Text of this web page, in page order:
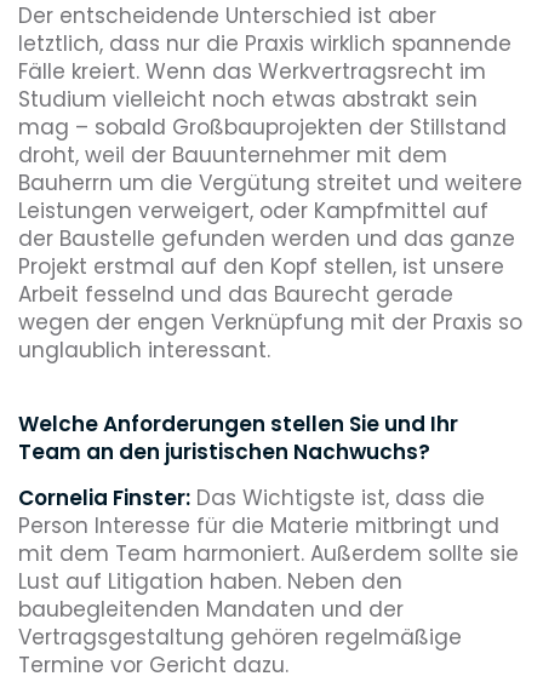
Der entscheidende Unterschied ist aber
letztlich, dass nur die Praxis wirklich spannende
Fälle kreiert. Wenn das Werkvertragsrecht im
Studium vielleicht noch etwas abstrakt sein
mag – sobald Großbauprojekten der Stillstand
droht, weil der Bauunternehmer mit dem
Bauherrn um die Vergütung streitet und weitere
Leistungen verweigert, oder Kampfmittel auf
der Baustelle gefunden werden und das ganze
Projekt erstmal auf den Kopf stellen, ist unsere
Arbeit fesselnd und das Baurecht gerade
wegen der engen Verknüpfung mit der Praxis so
unglaublich interessant.
Welche Anforderungen stellen Sie und Ihr
Team an den juristischen Nachwuchs?
Cornelia Finster: Das Wichtigste ist, dass die
Person Interesse für die Materie mitbringt und
mit dem Team harmoniert. Außerdem sollte sie
Lust auf Litigation haben. Neben den
baubegleitenden Mandaten und der
Vertragsgestaltung gehören regelmäßige
Termine vor Gericht dazu.